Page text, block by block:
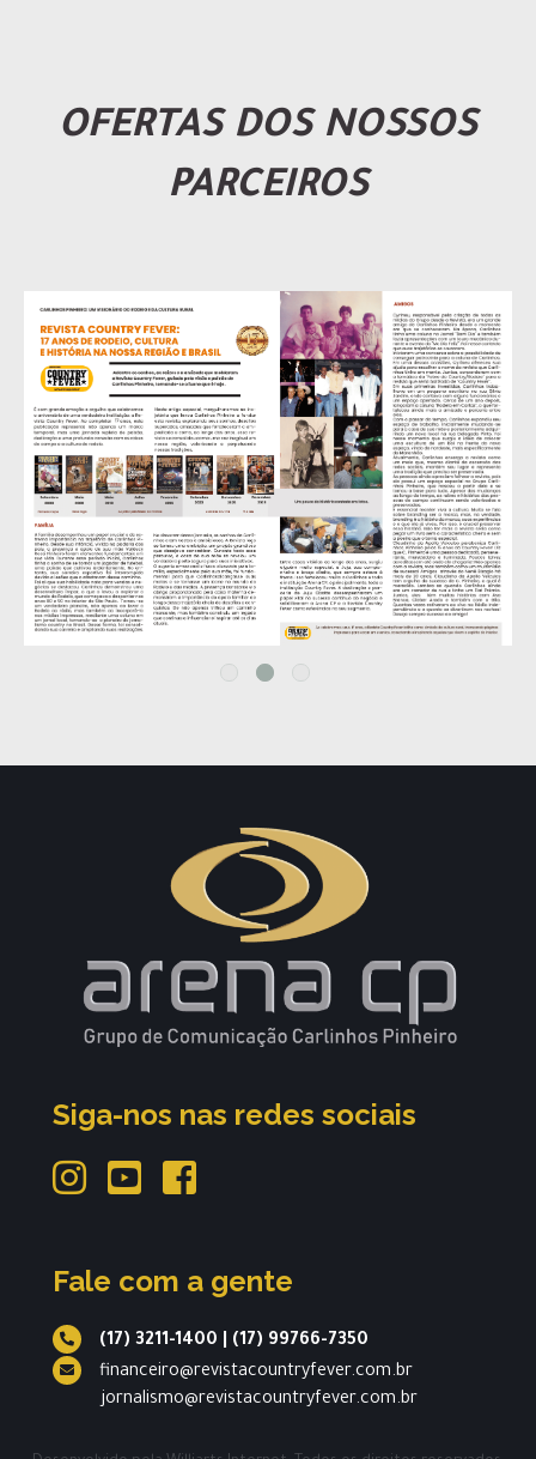
OFERTAS DOS NOSSOS
PARCEIROS
Siga-nos nas redes sociais
Fale com a gente
(17) 3211-1400
(17) 99766-7350
financeiro@revistacountryfever.com.br
jornalismo@revistacountryfever.com.br